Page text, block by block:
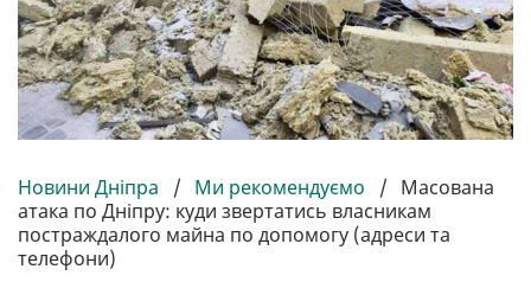
Новини Дніпра / Ми рекомендуємо / Масована
атака по Дніпру: куди звертатись власникам
постраждалого майна по допомогу (адреси та
телефони)